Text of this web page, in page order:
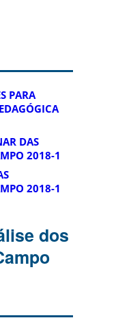
PARA
DAS
2018-1
2018-1
dos